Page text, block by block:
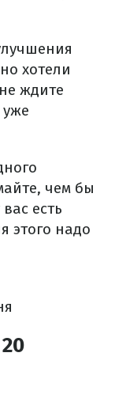
хотели
ждите
уже
чем бы
есть
этого надо